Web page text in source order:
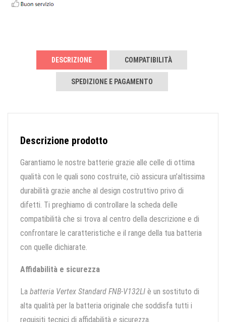
DESCRIZIONE COMPATIBILITÀ
SPEDIZIONE E PAGAMENTO
Descrizione prodotto
Garantiamo le nostre batterie grazie alle celle di ottima
qualità con le quali sono costruite, ciò assicura un’altissima
durabilità grazie anche al design costruttivo privo di
difetti. Ti preghiamo di controllare la scheda delle
compatibilità che si trova al centro della descrizione e di
confrontare le caratteristiche e il range della tua batteria
con quelle dichiarate.
Affidabilità e sicurezza
La batteria Vertex Standard FNB-V132LI è un sostituto di
alta qualità per la batteria originale che soddisfa tutti i
requisiti tecnici di affidabilità e sicurezza.